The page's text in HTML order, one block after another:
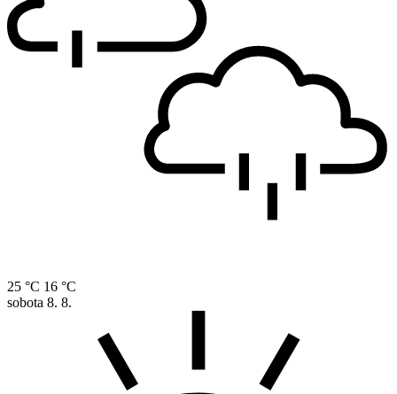
25 °C 16 °C
sobota 8. 8.